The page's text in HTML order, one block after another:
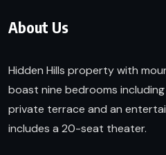
About Us
Hidden Hills property with
boast nine bedrooms
private terrace and an
includes a 20-seat theater.